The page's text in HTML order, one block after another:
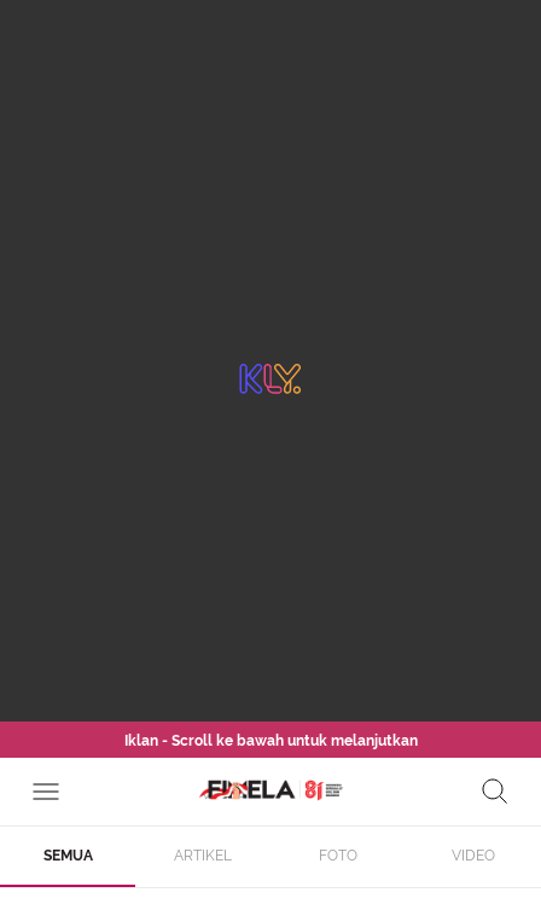
Iklan - Scroll ke bawah untuk melanjutkan
SEMUA ARTIKEL FOTO VIDEO